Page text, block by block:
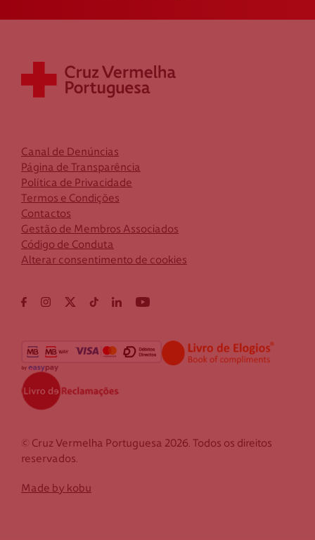
Canal de Denúncias
Página de Transparência
Política de Privacidade
Termos e Condições
Contactos
Gestão de Membros Associados
Código de Conduta
Alterar consentimento de cookies
© Cruz Vermelha Portuguesa 2026. Todos os direitos
reservados.
Made by kobu